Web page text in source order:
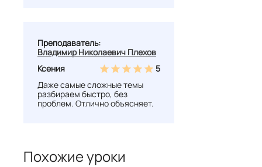
Преподаватель:
Владимир Николаевич Плехов
Ксения
5
Даже самые сложные темы
разбираем быстро, без
проблем. Отлично объясняет.
Похожие уроки